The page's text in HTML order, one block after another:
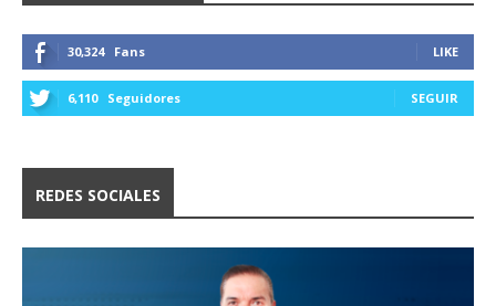
30,324 Fans LIKE
6,110 Seguidores SEGUIR
REDES SOCIALES